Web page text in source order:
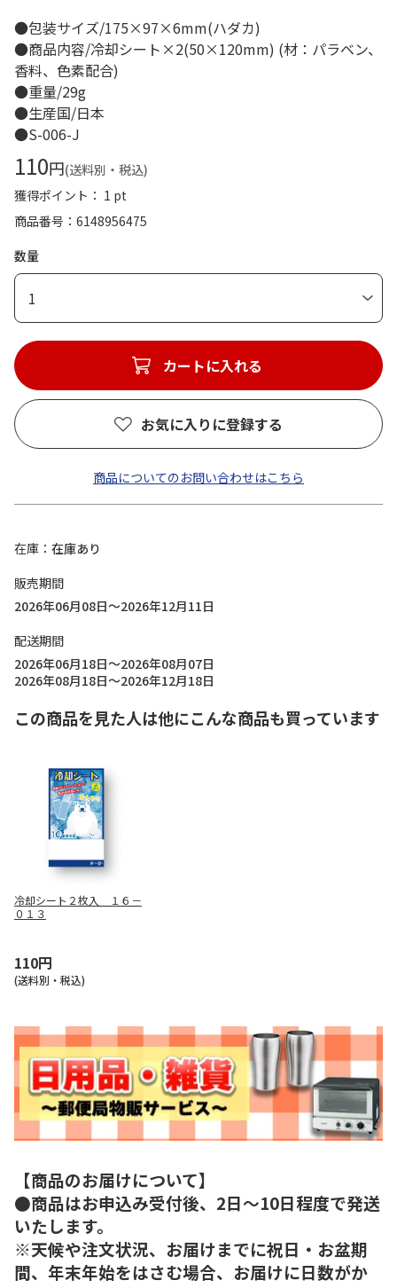
●包装サイズ/175×97×6mm(ハダカ)
●商品内容/冷却シート×2(50×120mm) (材：パラベン、
香料、色素配合)
●重量/29g
●生産国/日本
●S-006-J
110円(送料別・税込)
獲得ポイント： 1 pt
商品番号
6148956475
数量
1
カートに入れる
お気に入りに登録する
商品についてのお問い合わせはこちら
在庫
在庫あり
販売期間
2026年06月08日～2026年12月11日
配送期間
2026年06月18日～2026年08月07日
2026年08月18日～2026年12月18日
この商品を見た人は他にこんな商品も買っています
冷却シート２枚入 １６－
０１３
110円
(送料別・税込)
【商品のお届けについて】
●商品はお申込み受付後、2日～10日程度で発送
いたします。
※天候や注文状況、お届けまでに祝日・お盆期
間、年末年始をはさむ場合、お届けに日数がか